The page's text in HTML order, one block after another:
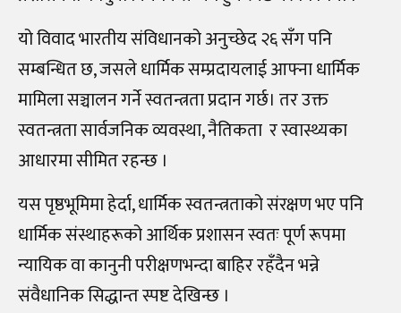
यो विवाद भारतीय संविधानको अनुच्छेद २६ सँग पनि
सम्बन्धित छ, जसले धार्मिक सम्प्रदायलाई आफ्ना धार्मिक
मामिला सञ्चालन गर्ने स्वतन्त्रता प्रदान गर्छ। तर उक्त
स्वतन्त्रता सार्वजनिक व्यवस्था, नैतिकता र स्वास्थ्यका
आधारमा सीमित रहन्छ ।
यस पृष्ठभूमिमा हेर्दा, धार्मिक स्वतन्त्रताको संरक्षण भए पनि
धार्मिक संस्थाहरूको आर्थिक प्रशासन स्वतः पूर्ण रूपमा
न्यायिक वा कानुनी परीक्षणभन्दा बाहिर रहँदैन भन्ने
संवैधानिक सिद्धान्त स्पष्ट देखिन्छ ।